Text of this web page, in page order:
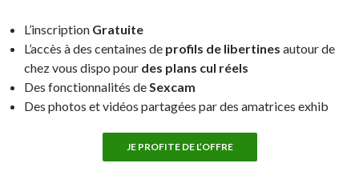
L’inscription Gratuite
L’accès à des centaines de profils de libertines autour de
chez vous dispo pour des plans cul réels
Des fonctionnalités deSexcam
Des photos et vidéos partagées par des amatrices exhib
JE PROFITE DE L’OFFRE